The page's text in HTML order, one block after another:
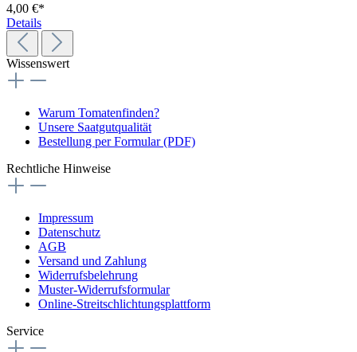
4,00 €*
Details
Wissenswert
Warum Tomatenfinden?
Unsere Saatgutqualität
Bestellung per Formular (PDF)
Rechtliche Hinweise
Impressum
Datenschutz
AGB
Versand und Zahlung
Widerrufsbelehrung
Muster-Widerrufsformular
Online-Streitschlichtungsplattform
Service